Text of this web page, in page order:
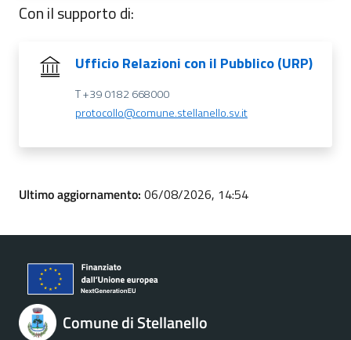
Con il supporto di:
Ufficio Relazioni con il Pubblico (URP)
T +39 0182 668000
protocollo@comune.stellanello.sv.it
Ultimo aggiornamento: 06/08/2026, 14:54
Comune di Stellanello